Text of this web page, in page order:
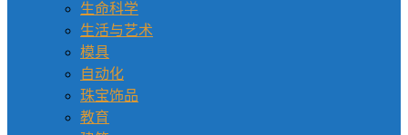
生命科学
生活与艺术
模具
自动化
珠宝饰品
教育